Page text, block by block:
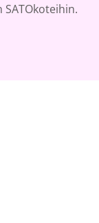
SATOkoteihin.